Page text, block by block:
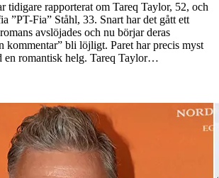
tidigare rapporterat om Tareq Taylor, 52, och
”PT-Fia” Ståhl, 33. Snart har det gått ett
avslöjades och nu börjar deras
kommentar” bli löjligt. Paret har precis myst
en romantisk helg. Tareq Taylor…